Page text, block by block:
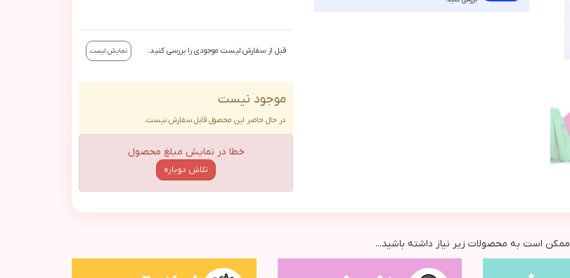
قبل از سفارش لیست موجودی را بررسی کنید. نمایش لیست
موجود نیست
در حال حاضر این محصول قابل سفارش نیست.
خطا در نمایش مبلغ محصول
تلاش دوباره
ممکن است به محصولات زیر نیاز داشته باشید...